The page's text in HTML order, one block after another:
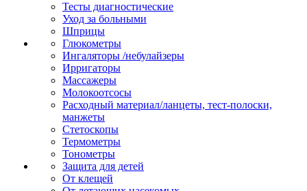
Тесты диагностические
Уход за больными
Шприцы
Глюкометры
Ингаляторы /небулайзеры
Ирригаторы
Массажеры
Молокоотсосы
Расходный материал/ланцеты, тест-полоски,
манжеты
Стетоскопы
Термометры
Тонометры
Защита для детей
От клещей